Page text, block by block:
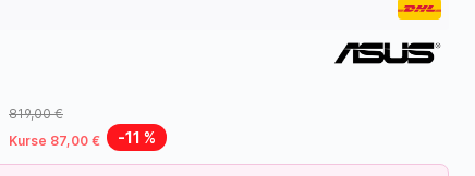
819,00 €
Kurse 87,00 €
-11 %